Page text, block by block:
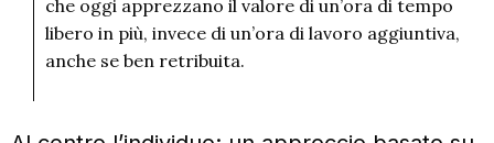
che oggi apprezzano il valore di un’ora di tempo
libero in più, invece di un’ora di lavoro aggiuntiva,
anche se ben retribuita.